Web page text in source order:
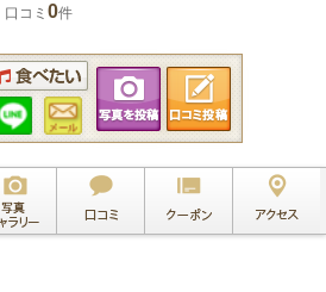
口コミ 0件